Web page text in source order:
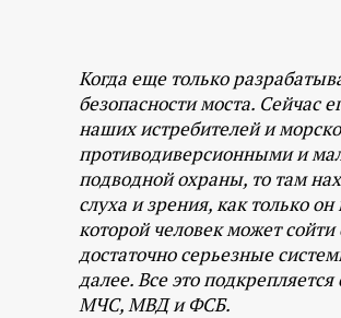
Когда еще только
безопасности моста. Сейчас
наших истребителей и
противодиверсионными и
подводной охраны, то там
слуха и зрения, как только
которой человек может
достаточно серьезные
далее. Все это
МЧС, МВД и ФСБ.